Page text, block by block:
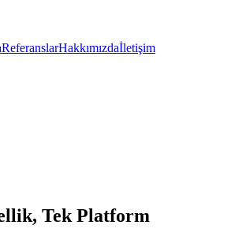
ReferanslarHakkımızdaİletişim
Tek Platform